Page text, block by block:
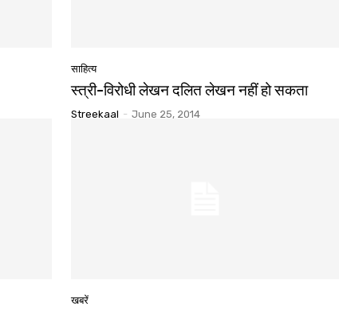
साहित्य
स्त्री-विरोधी लेखन दलित लेखन नहीं हो सकता
Streekaal - June 25, 2014
खबरें